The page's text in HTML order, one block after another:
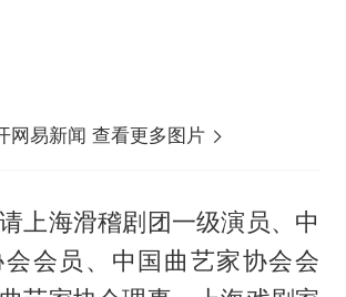
网易新闻 查看更多图片
上海滑稽剧团一级演员、中
会员、中国曲艺家协会会